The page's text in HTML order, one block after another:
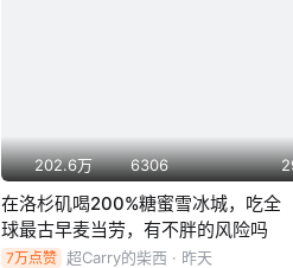
202.6万 6306
在洛杉矶喝200%糖蜜雪冰城，吃全
球最古早麦当劳，有不胖的风险吗
7万点赞 超Carry的柴西 · 昨天